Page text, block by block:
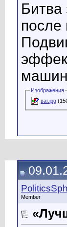
Битва
после
Изображения
ваг.jpg
Member